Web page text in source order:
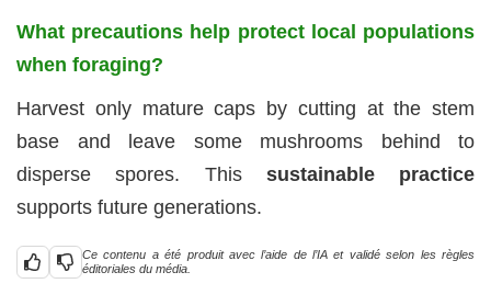
What precautions help protect local populations
when foraging?
Harvest only mature caps by cutting at the stem
base and leave some mushrooms behind to
disperse spores. This sustainable practice
supports future generations.
Ce contenu a été produit avec l’aide de l’IA et validé selon les règles
éditoriales du média.